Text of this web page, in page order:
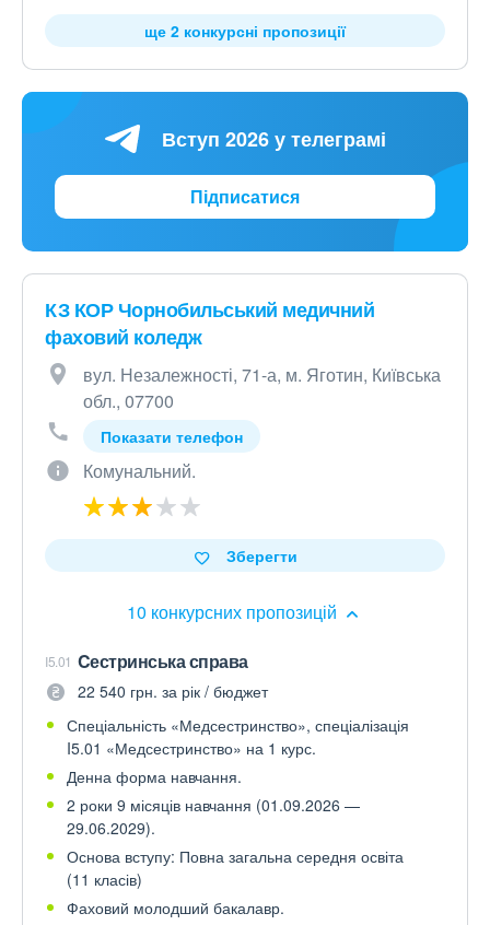
ще 2 конкурсні пропозиції
Вступ 2026 у телеграмі
Підписатися
КЗ КОР Чорнобильський медичний
фаховий коледж
вул. Незалежності, 71-а, м. Яготин, Київська
обл., 07700
Показати телефон
Комунальний.
10 конкурсних пропозицій
Зберегти
I5.01 Cестринська справа
22 540 грн. за рік / бюджет
Спеціальність «Медсестринство», спеціалізація
I5.01 «Медсестринство» на 1 курс.
Денна форма навчання.
2 роки 9 місяців навчання (01.09.2026 —
29.06.2029).
Основа вступу: Повна загальна середня освіта
(11 класів)
Фаховий молодший бакалавр.